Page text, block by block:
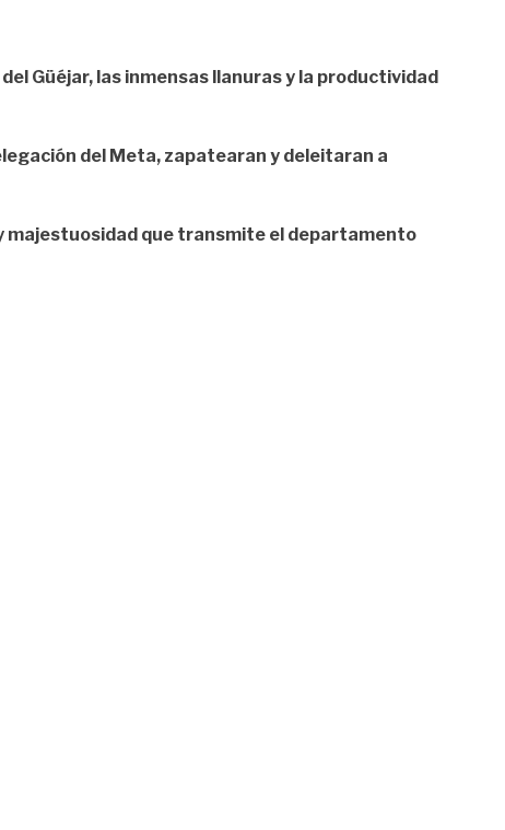
Güéjar, las inmensas llanuras y la productividad
del Meta, zapatearan y deleitaran a
majestuosidad que transmite el departamento